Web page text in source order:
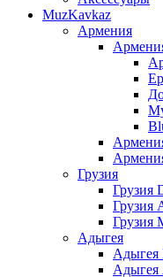
MuzKavkaz
Армения
Грузия
Грузия
Грузия
Грузия
Адыгея
Адыгея
Адыгея